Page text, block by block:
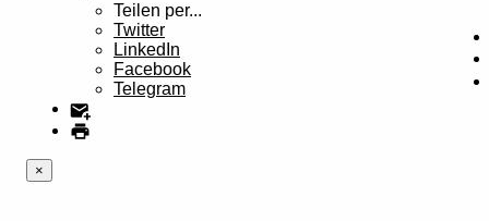
Teilen per...
Twitter
LinkedIn
Facebook
Telegram
×